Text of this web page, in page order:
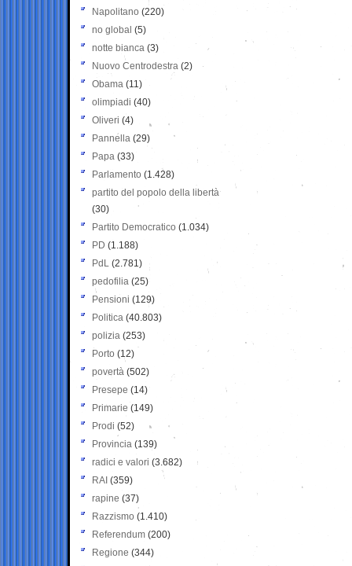
Napolitano (220)
no global (5)
notte bianca (3)
Nuovo Centrodestra (2)
Obama (11)
olimpiadi (40)
Oliveri (4)
Pannella (29)
Papa (33)
Parlamento (1.428)
partito del popolo della libertà
(30)
Partito Democratico (1.034)
PD (1.188)
PdL (2.781)
pedofilia (25)
Pensioni (129)
Politica (40.803)
polizia (253)
Porto (12)
povertà (502)
Presepe (14)
Primarie (149)
Prodi (52)
Provincia (139)
radici e valori (3.682)
RAI (359)
rapine (37)
Razzismo (1.410)
Referendum (200)
Regione (344)